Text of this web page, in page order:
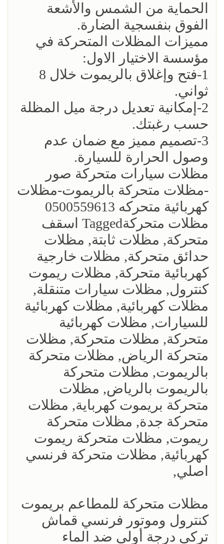
الحماية من الشمس والأشعة
الفوق بنفسجية الضارة.
مميزات المظلات المتحركة في
مؤسسة الاختيار الاول:
1-فتح وإغلاق بالريموت خلال 8
ثواني.
2-إمكانية تعديل درجة ميل المظلة
حسب رغبتك.
3-تصميم مميز مع ضمان عدم
وصول الحرارة للسيارة.
مظلات سيارات متحركة صور
-مظلات متحركة بالريموت-مظلات
كهربائية متحركه 0500559613
مظلات متحركةTagged اسقف
متحركة, مظلات ثابتة, مظلات
حدائق متحركة, مظلات خارجية
كهربائية متحركة, مظلات ريموت
كنترول, مظلات سيارات متنقلة,
مظلات كهربائية, مظلات كهربائية
للسيارات, مظلات كهربائية
متحركة, مظلات متحركة, مظلات
متحركة الرياض, مظلات متحركة
بالريموت, مظلات متحركة
بالريموت بالرياض, مظلات
متحركة بريموت كهرباية, مظلات
متحركة جدة, مظلات متحركة
ريموت, مظلات متحركة ريموت
كهربائية, مظلات متحركة فرنسي
اصلي,
مظلات متحركة للمطاعم بريموت
كنترول وموتور فرنسي قماش
تركي درجة أولي ضد الماء